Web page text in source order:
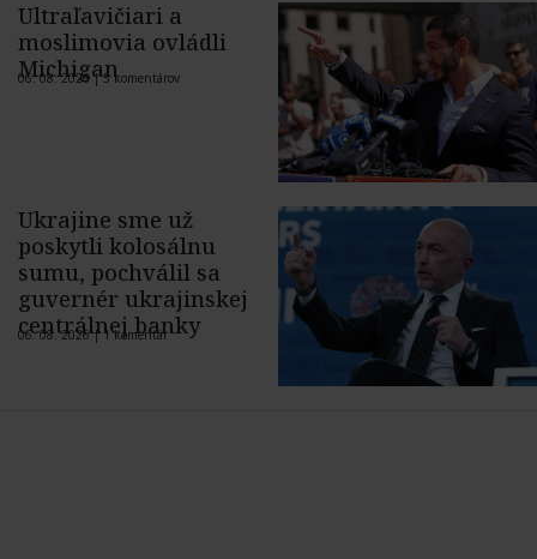
Ultraľavičiari a
moslimovia ovládli
Michigan
06. 08. 2026 |5 komentárov
Ukrajine sme už
poskytli kolosálnu
sumu, pochválil sa
guvernér ukrajinskej
centrálnej banky
06. 08. 2026 |1 komentár